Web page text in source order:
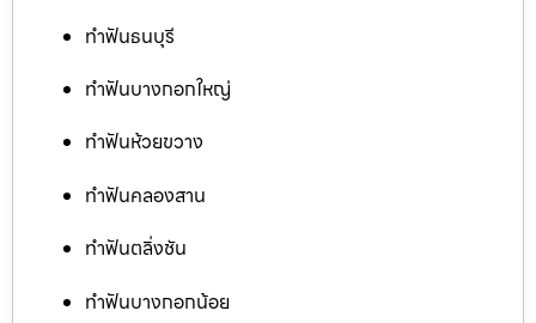
ทำฟันธนบุรี
ทำฟันบางกอกใหญ่
ทำฟันห้วยขวาง
ทำฟันคลองสาน
ทำฟันตลิ่งชัน
ทำฟันบางกอกน้อย